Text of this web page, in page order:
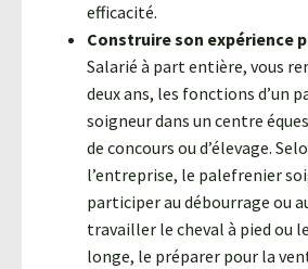
efficacité.
Construire son expérience
Salarié à part entière, vous
deux ans, les fonctions d’un
soigneur dans un centre
de concours ou d’élevage.
l’entreprise, le palefrenier
participer au débourrage ou
travailler le cheval à pied ou
longe, le préparer pour la